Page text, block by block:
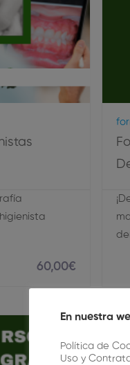
60,00€
En nuestra
Política de
Uso y